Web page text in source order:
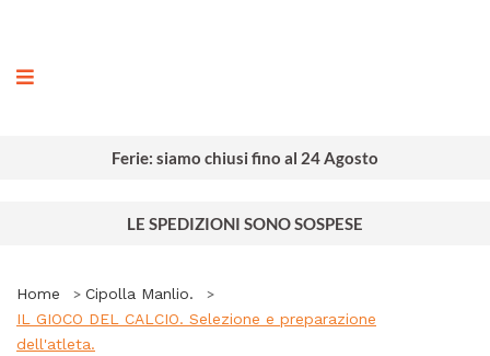
Ferie: siamo chiusi fino al 24 Agosto
LE SPEDIZIONI SONO SOSPESE
Home
Cipolla Manlio.
IL GIOCO DEL CALCIO. Selezione e preparazione
dell'atleta.